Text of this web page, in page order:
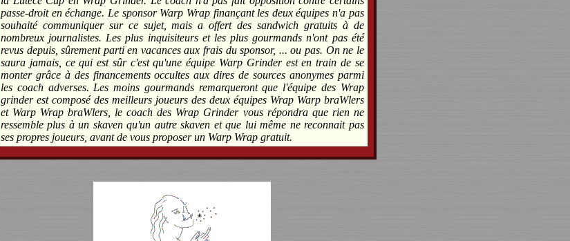
passe-droit en échange. Le sponsor Warp Wrap finançant les deux équipes n'a pas
souhaité communiquer sur ce sujet, mais a offert des sandwich gratuits à de
nombreux journalistes. Les plus inquisiteurs et les plus gourmands n'ont pas été
revus depuis, sûrement parti en vacances aux frais du sponsor, ... ou pas. On ne le
saura jamais, ce qui est sûr c'est qu'une équipe Warp Grinder est en train de se
monter grâce à des financements occultes aux dires de sources anonymes parmi
les coach adverses. Les moins gourmands remarqueront que l'équipe des Wrap
grinder est composé des meilleurs joueurs des deux équipes Wrap Warp braWlers
et Warp Wrap braWlers, le coach des Wrap Grinder vous répondra que rien ne
ressemble plus à un skaven qu'un autre skaven et que lui même ne reconnait pas
ses propres joueurs, avant de vous proposer un Warp Wrap gratuit.